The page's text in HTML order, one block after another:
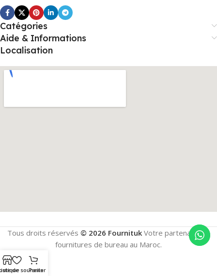
Catégories
Aide & Informations
Localisation
Tous droits réservés © 2026 Fournituk Votre partenaire en
fournitures de bureau au Maroc.
de souhaits
Panier